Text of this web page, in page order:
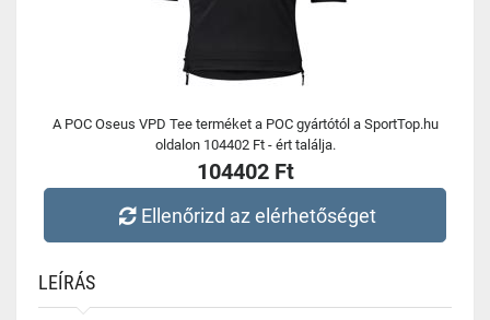
A POC Oseus VPD Tee terméket a POC gyártótól a SportTop.hu
oldalon 104402 Ft - ért találja.
104402 Ft
Ellenőrizd az elérhetőséget
LEÍRÁS